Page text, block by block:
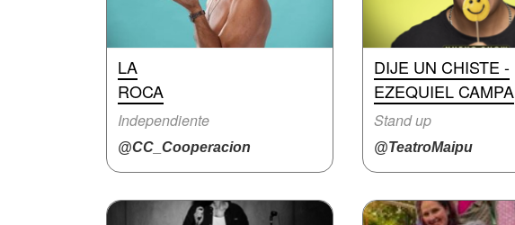
LA
ROCA
Independiente
@CC_Cooperacion
DIJE UN CHISTE -
EZEQUIEL CAMPA
Stand up
@TeatroMaipu